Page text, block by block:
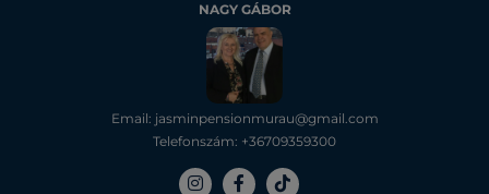
NAGY GÁBOR
Email: jasminpensionmurau@gmail.com
Telefonszám: +36709359300